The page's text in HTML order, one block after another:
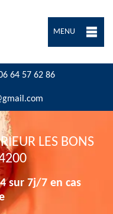
MENU
64 57 62 86
LES BONS
sur 7j/7 en cas